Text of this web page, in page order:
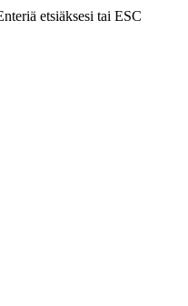
etsiäksesi tai ESC